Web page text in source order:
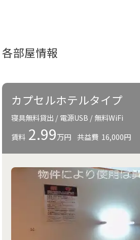
各部屋情報
カプセルホテルタイプ
寝具無料貸出 / 電源USB / 無料WiFi
賃料 2.99万円 共益費 16,000円